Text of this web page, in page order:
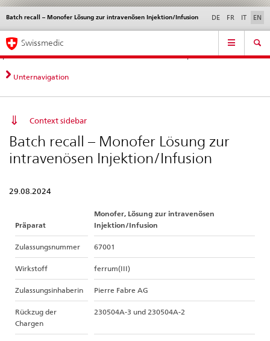
Direct
navigation:
news,
legal
contact
News &
standards
Contact | Support &
Help
Batch recall – Monofer Lösung zur intravenösen Injektion/Infusion
Languages DE FR IT EN
Service
Main
Navigation
Swissmedic
Unternavigation
Context sidebar
Batch recall – Monofer Lösung zur
intravenösen Injektion/Infusion
29.08.2024
Präparat
Monofer, Lösung zur intravenösen
Injektion/Infusion
Zulassungsnummer 67001
Wirkstoff ferrum(III)
Zulassungsinhaberin Pierre Fabre AG
Rückzug der
Chargen
230504A-3 und 230504A-2